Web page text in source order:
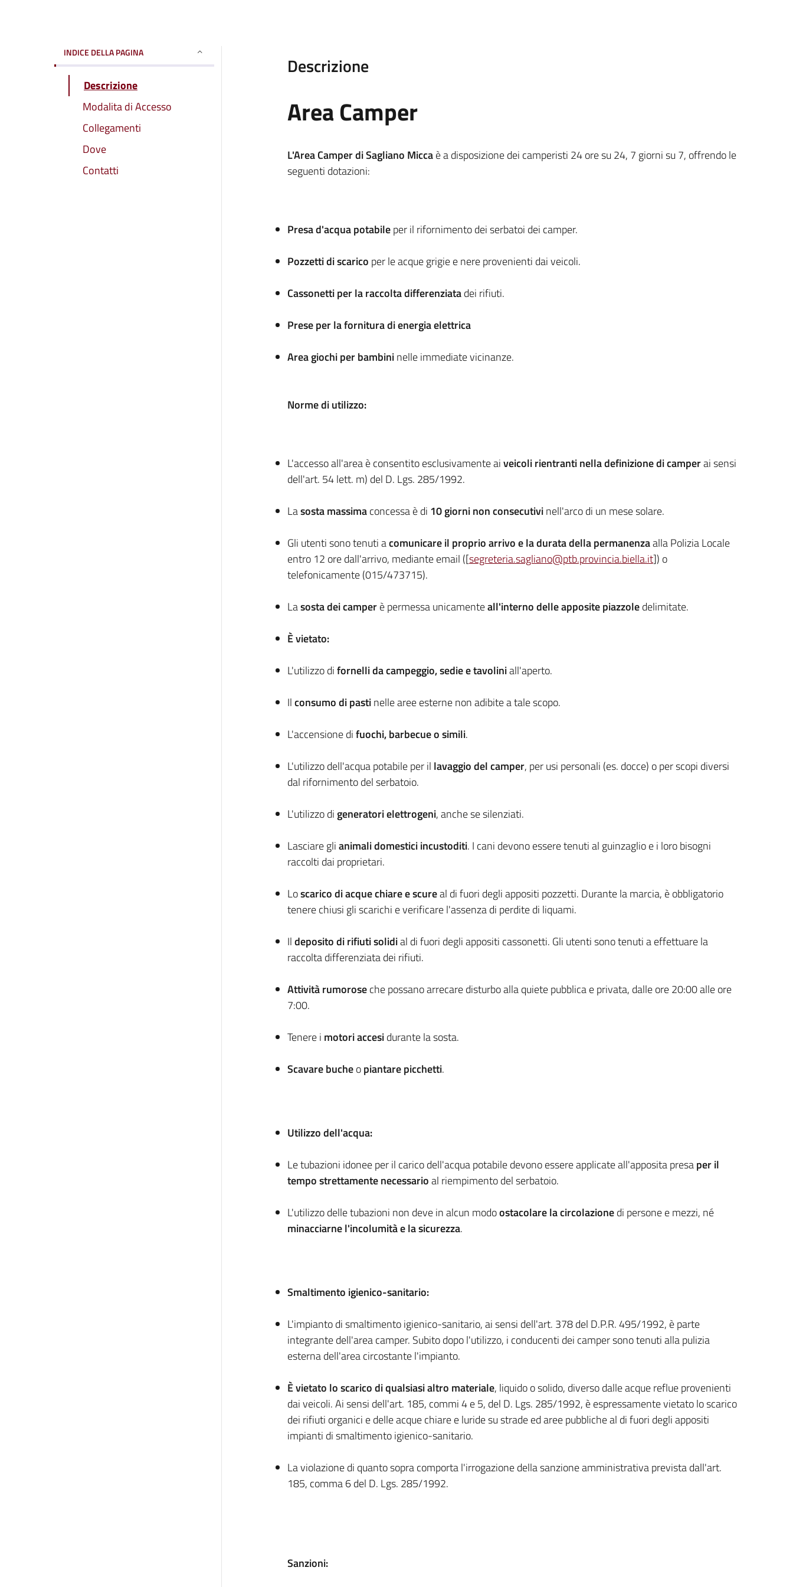
INDICE DELLA PAGINA
Descrizione
Modalita di Accesso
Collegamenti
Dove
Contatti
Descrizione
Area Camper
L'Area Camper di Sagliano Miccaè a disposizione dei camperisti 24 ore su 24, 7 giorni su 7, offrendo le
seguenti dotazioni:
Presa d'acqua potabileper il rifornimento dei serbatoi dei camper.
Pozzetti di scarico per le acque grigie e nere provenienti dai veicoli.
Cassonetti per la raccolta differenziatadei rifiuti.
Prese per la fornitura di energia elettrica
Area giochi per bambininelle immediate vicinanze.
Norme di utilizzo:
L'accesso all'area è consentito esclusivamente aiveicoli rientranti nella definizione di camperai sensi
dell'art. 54 lett. m) del D. Lgs. 285/1992.
Lasosta massimaconcessa è di 10 giorni non consecutivinell'arco di un mese solare.
Gli utenti sono tenuti acomunicare il proprio arrivo e la durata della permanenzaalla Polizia Locale
entro 12 ore dall'arrivo, mediante email ([segreteria.sagliano@ptb.provincia.biella.it]) o
telefonicamente (015/473715).
Lasosta dei camperè permessa unicamenteall'interno delle apposite piazzoledelimitate.
È vietato:
L'utilizzo difornelli da campeggio, sedie e tavoliniall'aperto.
Ilconsumo di pastinelle aree esterne non adibite a tale scopo.
L'accensione difuochi, barbecue o simili.
L'utilizzo dell'acqua potabile per il lavaggio del camper, per usi personali (es. docce) o per scopi diversi
dal rifornimento del serbatoio.
L'utilizzo di generatori elettrogeni, anche se silenziati.
Lasciare glianimali domestici incustoditi. I cani devono essere tenuti al guinzaglio e i loro bisogni
raccolti dai proprietari.
Loscarico di acque chiare e scureal di fuori degli appositi pozzetti. Durante la marcia, è obbligatorio
tenere chiusi gli scarichi e verificare l'assenza di perdite di liquami.
Ildeposito di rifiuti solidial di fuori degli appositi cassonetti. Gli utenti sono tenuti a effettuare la
raccolta differenziata dei rifiuti.
Attività rumoroseche possano arrecare disturbo alla quiete pubblica e privata, dalle ore 20:00 alle ore
7:00.
Tenere i motori accesidurante la sosta.
Scavare bucheopiantare picchetti.
Utilizzo dell'acqua:
Le tubazioni idonee per il carico dell'acqua potabile devono essere applicate all'apposita presaper il
tempo strettamente necessarioal riempimento del serbatoio.
L'utilizzo delle tubazioni non deve in alcun modoostacolare la circolazionedi persone e mezzi, né
minacciarne l'incolumità e la sicurezza.
Smaltimento igienico-sanitario:
L'impianto di smaltimento igienico-sanitario, ai sensi dell'art. 378 del D.P.R. 495/1992, è parte
integrante dell'area camper. Subito dopo l'utilizzo, i conducenti dei camper sono tenuti alla pulizia
esterna dell'area circostante l'impianto.
È vietato lo scarico di qualsiasi altro materiale, liquido o solido, diverso dalle acque reflue provenienti
dai veicoli. Ai sensi dell'art. 185, commi 4 e 5, del D. Lgs. 285/1992, è espressamentevietato lo scarico
dei rifiuti organici e delle acque chiare e luride su strade ed aree pubbliche al di fuori degli appositi
impianti di smaltimento igienico-sanitario.
La violazione di quantosopra comporta l'irrogazione della sanzione amministrativa prevista dall'art.
185, comma 6 del D. Lgs. 285/1992.
Sanzioni: